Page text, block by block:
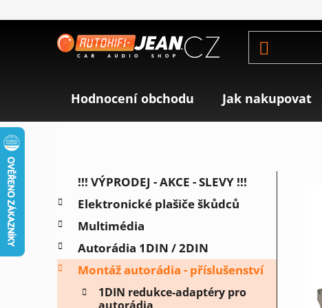
na
Hodnocení obchodu Jak nakupovat
o
s
t
r
a
Přeskočit
t
e
g
o
r
!!! VÝPRODEJ - AKCE - SLEVY !!!
Elektronické plašiče škůdců
Multimédia
Autorádia 1DIN / 2DIN
Montáž autorádia - příslušenství
1DIN redukce-adaptéry pro